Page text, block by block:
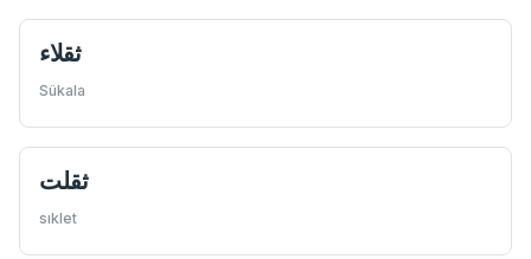
ثقلاء
Sükala
ثقلت
sıklet